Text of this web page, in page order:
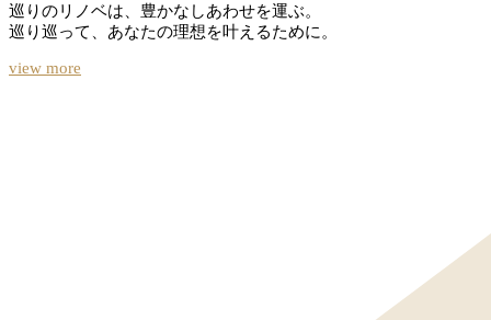
巡りのリノベは、豊かなしあわせを運ぶ。
巡り巡って、あなたの理想を叶えるために。
view more